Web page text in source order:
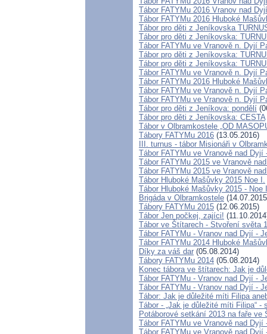
Tábor FATYMu 2016 Vranov nad
Tábor FATYMu 2016 Hluboké
Tábor pro děti z Jeníkovska
Tábor pro děti z Jeníkovska:
Tábor FATYMu ve Vranově n. Dyjí
Tábor pro děti z Jeníkovska:
Tábor pro děti z Jeníkovska:
Tábor FATYMu ve Vranově n. Dyjí
Tábor FATYMu 2016 Hluboké
Tábor FATYMu ve Vranově n. Dyjí
Tábor FATYMu ve Vranově n. Dyjí
Tábor pro děti z Jeníkova: pondělí
Tábor pro děti z Jeníkovska: CESTA
Tábor v Olbramkostele „OD
Tábory FATYMu 2016 (13.05.2016)
III. turnus - tábor Misionáři v
Tábor FATYMu ve Vranově nad
Tábor FATYMu 2015 ve Vranově
Tábor FATYMu 2015 ve Vranově
Tábor Hluboké Mašůvky 2015 Noe I.
Tábor Hluboké Mašůvky 2015 - Noe
Brigáda v Olbramkostele
Tábory FATYMu 2015 (12.06.2015)
Tábor Jen počkej, zajíci!
Tábor ve Štítarech - Stvoření světa
Tábor FATYMu - Vranov nad Dyjí -
Tábor FATYMu 2014 Hluboké
Díky za váš dar (05.08.2014)
Tábory FATYMu 2014 (05.08.2014)
Konec tábora ve štítarech: Jak je
Tábor FATYMu - Vranov nad Dyjí -
Tábor FATYMu - Vranov nad Dyjí -
Tábor: Jak je důležité míti Filipa
Tábor - „Jak je důležité míti Filipa“ -
Potáborové setkání 2013 na faře
Tábor FATYMu ve Vranově nad
Tábor FATYMu ve Vranově nad